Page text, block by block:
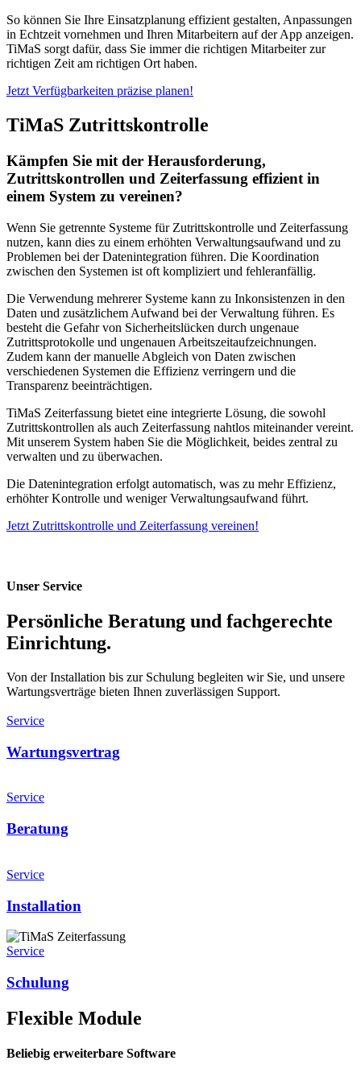
So können Sie Ihre Einsatzplanung effizient gestalten, Anpassungen
in Echtzeit vornehmen und Ihren Mitarbeitern auf der App anzeigen.
TiMaS sorgt dafür, dass Sie immer die richtigen Mitarbeiter zur
richtigen Zeit am richtigen Ort haben.
Jetzt Verfügbarkeiten präzise planen!
TiMaS Zutrittskontrolle
Kämpfen Sie mit der Herausforderung,
Zutrittskontrollen und Zeiterfassung effizient in
einem System zu vereinen?
Wenn Sie getrennte Systeme für Zutrittskontrolle und Zeiterfassung
nutzen, kann dies zu einem erhöhten Verwaltungsaufwand und zu
Problemen bei der Datenintegration führen. Die Koordination
zwischen den Systemen ist oft kompliziert und fehleranfällig.
Die Verwendung mehrerer Systeme kann zu Inkonsistenzen in den
Daten und zusätzlichem Aufwand bei der Verwaltung führen. Es
besteht die Gefahr von Sicherheitslücken durch ungenaue
Zutrittsprotokolle und ungenauen Arbeitszeitaufzeichnungen.
Zudem kann der manuelle Abgleich von Daten zwischen
verschiedenen Systemen die Effizienz verringern und die
Transparenz beeinträchtigen.
TiMaS Zeiterfassung bietet eine integrierte Lösung, die sowohl
Zutrittskontrollen als auch Zeiterfassung nahtlos miteinander vereint.
Mit unserem System haben Sie die Möglichkeit, beides zentral zu
verwalten und zu überwachen.
Die Datenintegration erfolgt automatisch, was zu mehr Effizienz,
erhöhter Kontrolle und weniger Verwaltungsaufwand führt.
Jetzt Zutrittskontrolle und Zeiterfassung vereinen!
Unser Service
Persönliche Beratung und fachgerechte
Einrichtung.
Von der Installation bis zur Schulung begleiten wir Sie, und unsere
Wartungsverträge bieten Ihnen zuverlässigen Support.
Service
Wartungsvertrag
Service
Beratung
Service
Installation
Service
Schulung
Flexible Module
Beliebig erweiterbare Software